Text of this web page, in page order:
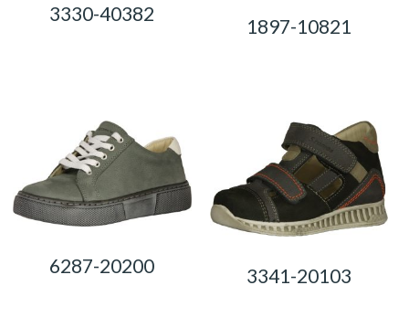
3330-40382
1897-10821
6287-20200 3341-20103